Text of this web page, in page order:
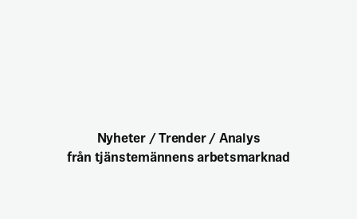
Nyheter / Trender / Analys
från tjänstemännens arbetsmarknad